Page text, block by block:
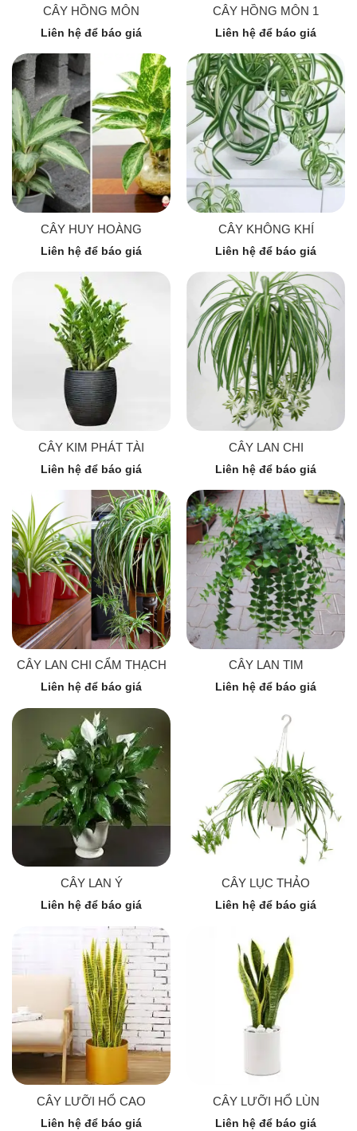
CÂY HỒNG MÔN
Liên hệ để báo giá
CÂY HỒNG MÔN 1
Liên hệ để báo giá
CÂY HUY HOÀNG
Liên hệ để báo giá
CÂY KHÔNG KHÍ
Liên hệ để báo giá
CÂY KIM PHÁT TÀI
Liên hệ để báo giá
CÂY LAN CHI
Liên hệ để báo giá
CÂY LAN CHI CẨM THẠCH
Liên hệ để báo giá
CÂY LAN TIM
Liên hệ để báo giá
CÂY LAN Ý
Liên hệ để báo giá
CÂY LỤC THẢO
Liên hệ để báo giá
CÂY LƯỠI HỔ CAO
Liên hệ để báo giá
CÂY LƯỠI HỔ LÙN
Liên hệ để báo giá